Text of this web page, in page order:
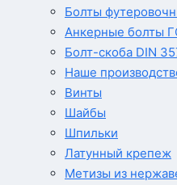
Болты
Анкерные болты
Болт-скоба DIN
Наше
Винты
Шайбы
Шпильки
Латунный крепеж
Метизы из